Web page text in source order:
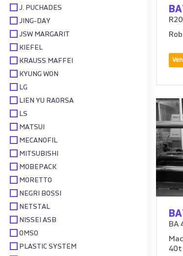
J. PUCHADES
JING-DAY
JSW MARGARIT
KIEFEL
KRAUSS MAFFEI
KYUNG WON
LG
LIEN YU RAORSA
LS
MATSUI
MECANOFIL
MITSUBISHI
MOBEPACK
MORETTO
NEGRI BOSSI
NETSTAL
NISSEI ASB
OMSO
PLASTIC SYSTEM
BA
40t